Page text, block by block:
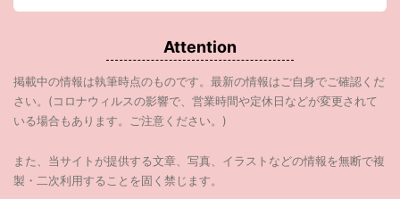
Attention
掲載中の情報は執筆時点のものです。最新の情報はご自身でご確認くだ
さい。(コロナウィルスの影響で、営業時間や定休日などが変更されて
いる場合もあります。ご注意ください。)
また、当サイトが提供する文章、写真、イラストなどの情報を無断で複
製・二次利用することを固く禁じます。